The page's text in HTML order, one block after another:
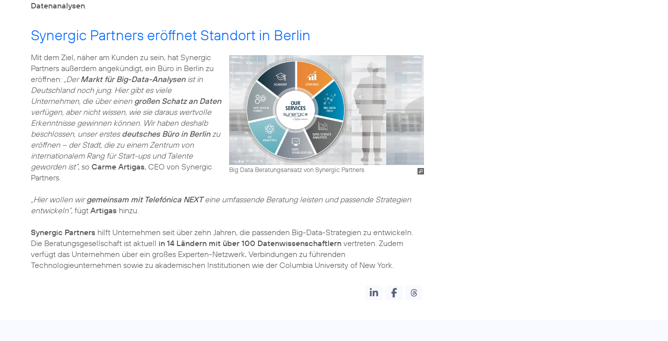
Datenanalysen.
Synergic Partners eröffnet Standort in Berlin
Big Data Beratungsansatz von Synergic Partners
Mit dem Ziel, näher am Kunden zu sein, hat Synergic
Partners außerdem angekündigt, ein Büro in Berlin zu
eröffnen: „DerMarkt für Big-Data-Analysenist in
Deutschland noch jung. Hier gibt es viele
Unternehmen, die über einen großen Schatz an Daten
verfügen, aber nicht wissen, wie sie daraus wertvolle
Erkenntnisse gewinnen können. Wir haben deshalb
beschlossen, unser erstes deutsches Büro in Berlinzu
eröffnen – der Stadt, die zu einem Zentrum von
internationalem Rang für Start-ups und Talente
geworden ist“, so Carme Artigas, CEO von Synergic
Partners.
„Hier wollen wirgemeinsam mit Telefónica NEXTeine umfassende Beratung leisten und passende Strategien
entwickeln“, fügt Artigas hinzu.
Synergic Partners hilft Unternehmen seit über zehn Jahren, die passenden Big-Data-Strategien zu entwickeln.
Die Beratungsgesellschaft ist aktuell in 14 Ländern mit über 100 Datenwissenschaftlern vertreten. Zudem
verfügt das Unternehmen über ein großes Experten-Netzwerk, Verbindungen zu führenden
Technologieunternehmen sowie zu akademischen Institutionen wie der Columbia University of New York.